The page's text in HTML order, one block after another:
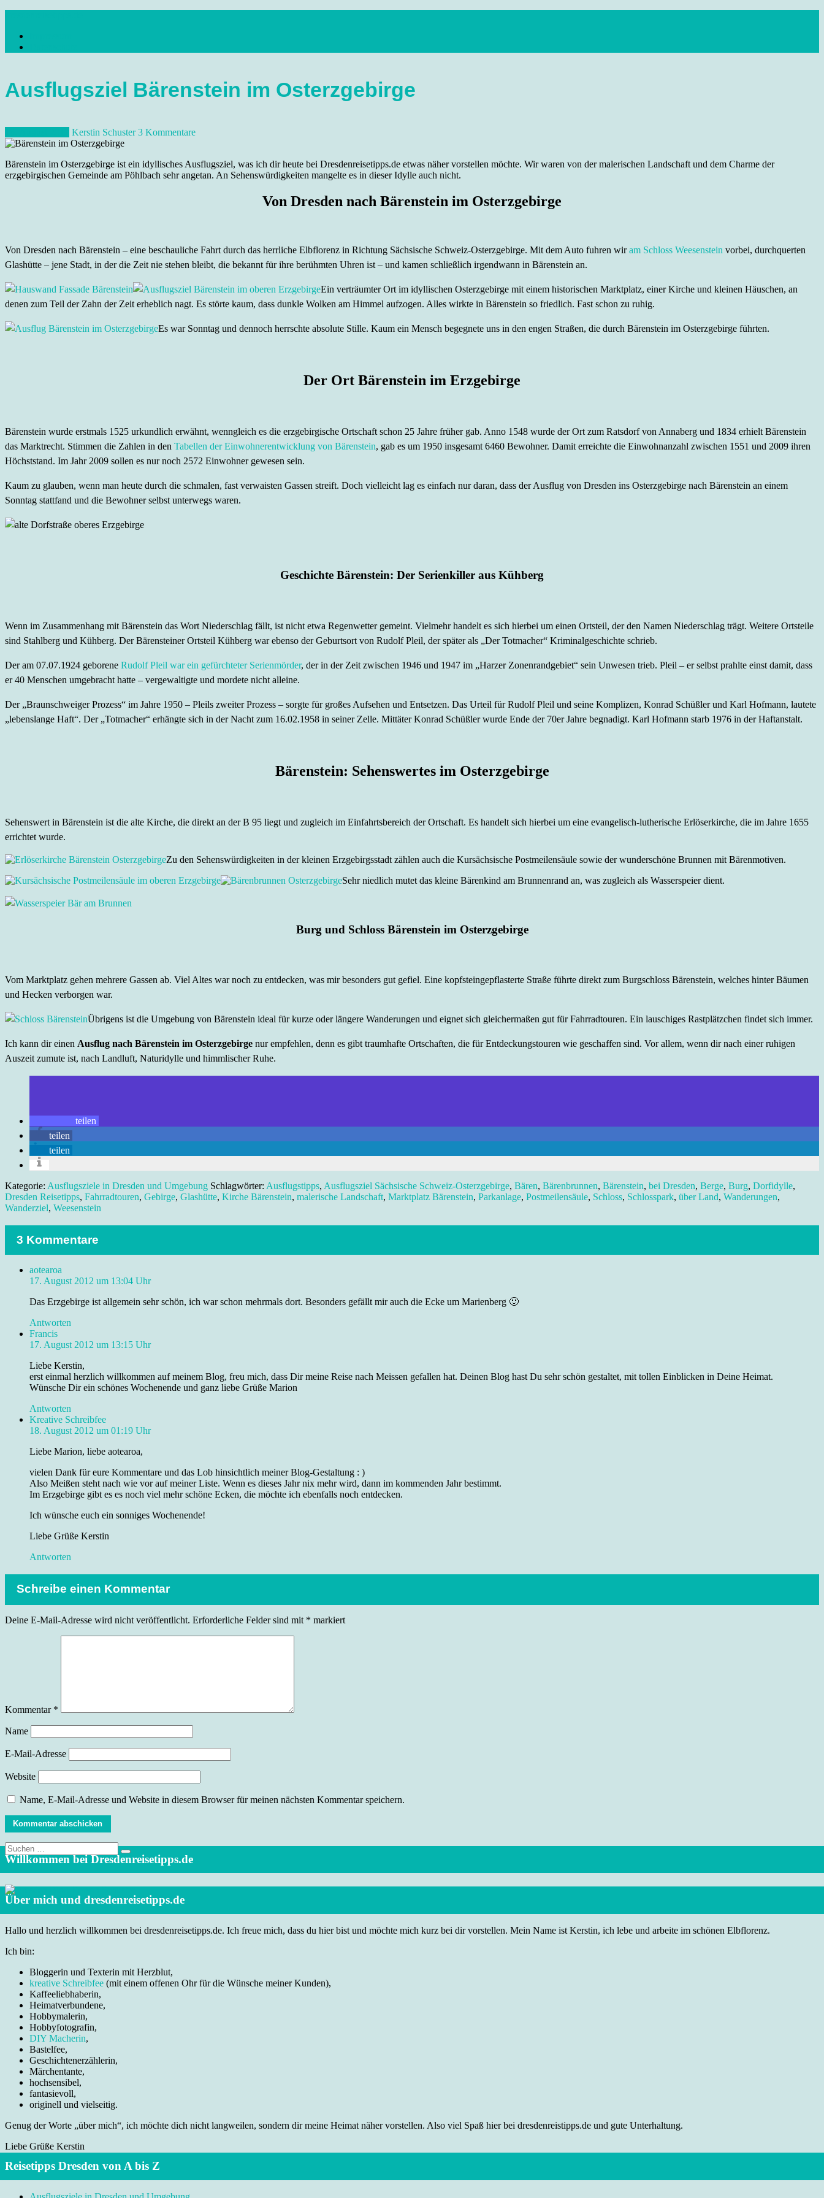
content
Reisetipps Dresden, Sehenswürdigkeiten, Ausflugsziele Sachsen, Veranstaltungen, Wandern, Kunst und Kultur im schönen Elbflorenz..
Ausflugsziel Bärenstein im Osterzgebirge
Kerstin Schuster 3 Kommentare
Bärenstein im Osterzgebirge ist ein idyllisches Ausflugsziel, was ich dir heute bei Dresdenreisetipps.de etwas näher vorstellen möchte. Wir waren von der malerischen Landschaft und dem Charme der
erzgebirgischen Gemeinde am Pöhlbach sehr angetan. An Sehenswürdigkeiten mangelte es in dieser Idylle auch nicht.
Von Dresden nach Bärenstein im Osterzgebirge
Von Dresden nach Bärenstein – eine beschauliche Fahrt durch das herrliche Elbflorenz in Richtung Sächsische Schweiz-Osterzgebirge. Mit dem Auto fuhren wiram Schloss Weesenstein vorbei, durchquerten
Glashütte – jene Stadt, in der die Zeit nie stehen bleibt, die bekannt für ihre berühmten Uhren ist – und kamen schließlich irgendwann in Bärenstein an.
Ein verträumter Ort im idyllischen Osterzgebirge mit einem historischen Marktplatz, einer Kirche und kleinen Häuschen, an
denen zum Teil der Zahn der Zeit erheblich nagt. Es störte kaum, dass dunkle Wolken am Himmel aufzogen. Alles wirkte in Bärenstein so friedlich. Fast schon zu ruhig.
Es war Sonntag und dennoch herrschte absolute Stille. Kaum ein Mensch begegnete uns in den engen Straßen, die durch Bärenstein im Osterzgebirge führten.
Der Ort Bärenstein im Erzgebirge
Bärenstein wurde erstmals 1525 urkundlich erwähnt, wenngleich es die erzgebirgische Ortschaft schon 25 Jahre früher gab. Anno 1548 wurde der Ort zum Ratsdorf von Annaberg und 1834 erhielt Bärenstein
das Marktrecht. Stimmen die Zahlen in den Tabellen der Einwohnerentwicklung von Bärenstein, gab es um 1950 insgesamt 6460 Bewohner. Damit erreichte die Einwohnanzahl zwischen 1551 und 2009 ihren
Höchststand. Im Jahr 2009 sollen es nur noch 2572 Einwohner gewesen sein.
Kaum zu glauben, wenn man heute durch die schmalen, fast verwaisten Gassen streift. Doch vielleicht lag es einfach nur daran, dass der Ausflug von Dresden ins Osterzgebirge nach Bärenstein an einem
Sonntag stattfand und die Bewohner selbst unterwegs waren.
Geschichte Bärenstein: Der Serienkiller aus Kühberg
Wenn im Zusammenhang mit Bärenstein das Wort Niederschlag fällt, ist nicht etwa Regenwetter gemeint. Vielmehr handelt es sich hierbei um einen Ortsteil, der den Namen Niederschlag trägt. Weitere Ortsteile
sind Stahlberg und Kühberg. Der Bärensteiner Ortsteil Kühberg war ebenso der Geburtsort von Rudolf Pleil, der später als „Der Totmacher“ Kriminalgeschichte schrieb.
Der am 07.07.1924 geborene Rudolf Pleil war ein gefürchteter Serienmörder, der in der Zeit zwischen 1946 und 1947 im „Harzer Zonenrandgebiet“ sein Unwesen trieb. Pleil – er selbst prahlte einst damit, dass
er 40 Menschen umgebracht hatte – vergewaltigte und mordete nicht alleine.
Der „Braunschweiger Prozess“ im Jahre 1950 – Pleils zweiter Prozess – sorgte für großes Aufsehen und Entsetzen. Das Urteil für Rudolf Pleil und seine Komplizen, Konrad Schüßler und Karl Hofmann, lautete
„lebenslange Haft“. Der „Totmacher“ erhängte sich in der Nacht zum 16.02.1958 in seiner Zelle. Mittäter Konrad Schüßler wurde Ende der 70er Jahre begnadigt. Karl Hofmann starb 1976 in der Haftanstalt.
Bärenstein: Sehenswertes im Osterzgebirge
Sehenswert in Bärenstein ist die alte Kirche, die direkt an der B 95 liegt und zugleich im Einfahrtsbereich der Ortschaft. Es handelt sich hierbei um eine evangelisch-lutherische Erlöserkirche, die im Jahre 1655
errichtet wurde.
Zu den Sehenswürdigkeiten in der kleinen Erzgebirgsstadt zählen auch die Kursächsische Postmeilensäule sowie der wunderschöne Brunnen mit Bärenmotiven.
Sehr niedlich mutet das kleine Bärenkind am Brunnenrand an, was zugleich als Wasserspeier dient.
Burg und Schloss Bärenstein im Osterzgebirge
Vom Marktplatz gehen mehrere Gassen ab. Viel Altes war noch zu entdecken, was mir besonders gut gefiel. Eine kopfsteingepflasterte Straße führte direkt zum Burgschloss Bärenstein, welches hinter Bäumen
und Hecken verborgen war.
Übrigens ist die Umgebung von Bärenstein ideal für kurze oder längere Wanderungen und eignet sich gleichermaßen gut für Fahrradtouren. Ein lauschiges Rastplätzchen findet sich immer.
Ich kann dir einen Ausflug nach Bärenstein im Osterzgebirge nur empfehlen, denn es gibt traumhafte Ortschaften, die für Entdeckungstouren wie geschaffen sind. Vor allem, wenn dir nach einer ruhigen
Auszeit zumute ist, nach Landluft, Naturidylle und himmlischer Ruhe.
teilen
teilen
teilen
Kategorie: Ausflugsziele in Dresden und Umgebung Schlagwörter: Ausflugstipps, Ausflugsziel Sächsische Schweiz-Osterzgebirge, Bären, Bärenbrunnen, Bärenstein, bei Dresden, Berge, Burg, Dorfidylle,
Dresden Reisetipps, Fahrradtouren, Gebirge, Glashütte, Kirche Bärenstein, malerische Landschaft, Marktplatz Bärenstein, Parkanlage, Postmeilensäule, Schloss, Schlosspark, über Land, Wanderungen,
Wanderziel, Weesenstein
3 Kommentare
aotearoa
17. August 2012 um 13:04 Uhr
Das Erzgebirge ist allgemein sehr schön, ich war schon mehrmals dort. Besonders gefällt mir auch die Ecke um Marienberg 🙂
Antworten
Francis
17. August 2012 um 13:15 Uhr
Liebe Kerstin,
erst einmal herzlich willkommen auf meinem Blog, freu mich, dass Dir meine Reise nach Meissen gefallen hat. Deinen Blog hast Du sehr schön gestaltet, mit tollen Einblicken in Deine Heimat.
Wünsche Dir ein schönes Wochenende und ganz liebe Grüße Marion
Antworten
Kreative Schreibfee
18. August 2012 um 01:19 Uhr
Liebe Marion, liebe aotearoa,
vielen Dank für eure Kommentare und das Lob hinsichtlich meiner Blog-Gestaltung : )
Also Meißen steht nach wie vor auf meiner Liste. Wenn es dieses Jahr nix mehr wird, dann im kommenden Jahr bestimmt.
Im Erzgebirge gibt es es noch viel mehr schöne Ecken, die möchte ich ebenfalls noch entdecken.
Ich wünsche euch ein sonniges Wochenende!
Liebe Grüße Kerstin
Antworten
Schreibe einen Kommentar
Deine E-Mail-Adresse wird nicht veröffentlicht. Erforderliche Felder sind mit * markiert
Kommentar *
Name
E-Mail-Adresse
Website
Name, E-Mail-Adresse und Website in diesem Browser für meinen nächsten Kommentar speichern.
Suche
nach:
Willkommen bei Dresdenreisetipps.de
Über mich und dresdenreisetipps.de
Hallo und herzlich willkommen bei dresdenreisetipps.de. Ich freue mich, dass du hier bist und möchte mich kurz bei dir vorstellen. Mein Name ist Kerstin, ich lebe und arbeite im schönen Elbflorenz.
Ich bin:
Bloggerin und Texterin mit Herzblut,
kreative Schreibfee (mit einem offenen Ohr für die Wünsche meiner Kunden),
Kaffeeliebhaberin,
Heimatverbundene,
Hobbymalerin,
Hobbyfotografin,
DIY Macherin,
Bastelfee,
Geschichtenerzählerin,
Märchentante,
hochsensibel,
fantasievoll,
originell und vielseitig.
Genug der Worte „über mich“, ich möchte dich nicht langweilen, sondern dir meine Heimat näher vorstellen. Also viel Spaß hier bei dresdenreistipps.de und gute Unterhaltung.
Liebe Grüße Kerstin
Reisetipps Dresden von A bis Z